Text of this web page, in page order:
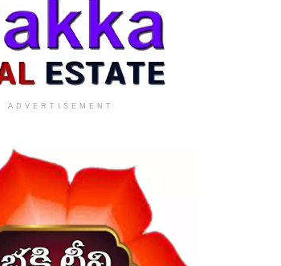
ADVERTISEMENT